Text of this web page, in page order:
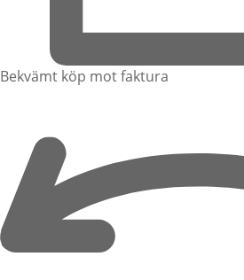
Bekvämt köp mot faktura